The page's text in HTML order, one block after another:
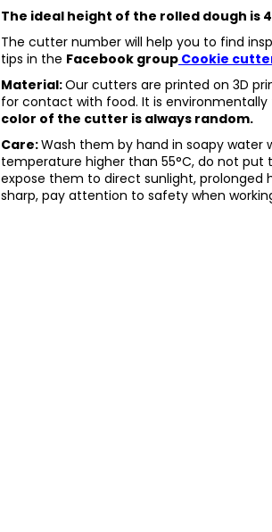
The ideal height of the rolled dough is
The cutter number will help you to find
tips in the Facebook group Cookie
Material:Our cutters are printed on 3D
for contact with food. It is
color of the cutter is always random.
Care:Wash them by hand in soapy
temperature higher than 55°C, do not
expose them to direct sunlight,
sharp, pay attention to safety when